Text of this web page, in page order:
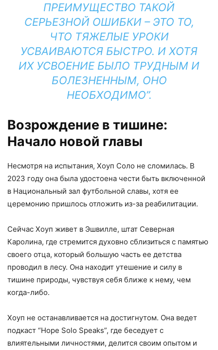
ПРЕИМУЩЕСТВО ТАКОЙ
СЕРЬЕЗНОЙ ОШИБКИ – ЭТО ТО,
ЧТО ТЯЖЕЛЫЕ УРОКИ
УСВАИВАЮТСЯ БЫСТРО. И ХОТЯ
ИХ УСВОЕНИЕ БЫЛО ТРУДНЫМ И
БОЛЕЗНЕННЫМ, ОНО
НЕОБХОДИМО”.
Возрождение в тишине:
Начало новой главы
Несмотря на испытания, Хоуп Соло не сломилась. В
2023 году она была удостоена чести быть включенной
в Национальный зал футбольной славы, хотя ее
церемонию пришлось отложить из-за реабилитации.
Сейчас Хоуп живет в Эшвилле, штат Северная
Каролина, где стремится духовно сблизиться с памятью
своего отца, который большую часть ее детства
проводил в лесу. Она находит утешение и силу в
тишине природы, чувствуя себя ближе к нему, чем
когда-либо.
Хоуп не останавливается на достигнутом. Она ведет
подкаст “Hope Solo Speaks”, где беседует с
влиятельными личностями, делится своим опытом и